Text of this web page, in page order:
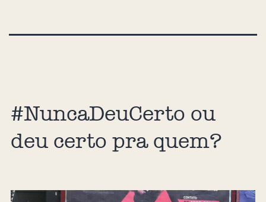
#NuncaDeuCerto ou
deu certo pra quem?